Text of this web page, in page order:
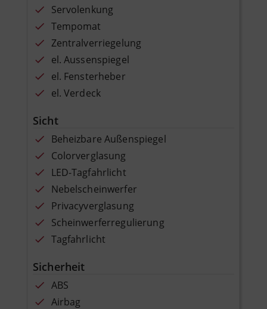
Servolenkung
Tempomat
Zentralverriegelung
el. Aussenspiegel
el. Fensterheber
el. Verdeck
Sicht
Beheizbare Außenspiegel
Colorverglasung
LED-Tagfahrlicht
Nebelscheinwerfer
Privacyverglasung
Scheinwerferregulierung
Tagfahrlicht
Sicherheit
ABS
Airbag